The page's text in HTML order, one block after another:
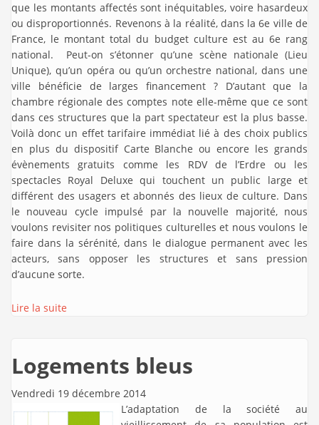
que les montants affectés sont inéquitables, voire hasardeux
ou disproportionnés. Revenons à la réalité, dans la 6e ville de
France, le montant total du budget culture est au 6e rang
national. Peut-on s’étonner qu’une scène nationale (Lieu
Unique), qu’un opéra ou qu’un orchestre national, dans une
ville bénéficie de larges financement ? D’autant que la
chambre régionale des comptes note elle-même que ce sont
dans ces structures que la part spectateur est la plus basse.
Voilà donc un effet tarifaire immédiat lié à des choix publics
en plus du dispositif Carte Blanche ou encore les grands
évènements gratuits comme les RDV de l’Erdre ou les
spectacles Royal Deluxe qui touchent un public large et
différent des usagers et abonnés des lieux de culture. Dans
le nouveau cycle impulsé par la nouvelle majorité, nous
voulons revisiter nos politiques culturelles et nous voulons le
faire dans la sérénité, dans le dialogue permanent avec les
acteurs, sans opposer les structures et sans pression
d’aucune sorte.
Lire la suite
Logements bleus
Vendredi 19 décembre 2014
L’adaptation de la société au